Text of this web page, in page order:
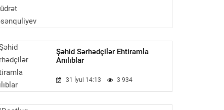
Şəhid Sərhədçilər Ehtiramla
Anılıblar
31 İyul 14:13 3 934